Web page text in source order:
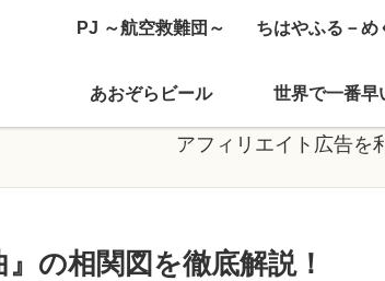
PJ ～航空救難団～ ちはやふる－め
あおぞらビール 世界で一番早
アフィリエイト広告を
の相関図を徹底解説！